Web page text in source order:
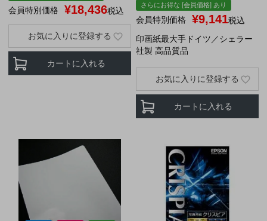
会員特別価格 ¥18,436税込
カートに入れる
お気に入りに登録する
さらにお得な [会員価格] あり
会員特別価格 ¥9,141税込
印画紙最大手ドイツ／シェラー
社製 高品質品
カートに入れる
お気に入りに登録する